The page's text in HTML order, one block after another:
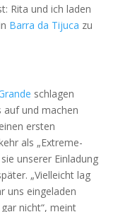
Rita und ich laden
Barra da Tijuca zu
schlagen
auf und machen
ersten
als „Extreme-
unserer Einladung
„Vielleicht lag
uns eingeladen
nicht“, meint